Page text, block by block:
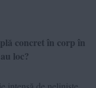
concret în corp în
loc?